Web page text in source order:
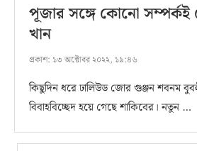
পূজার সঙ্গে কোনো সম্পর্কই
খান
প্রকাশ: ১৩ অক্টোবর ২০২২, ১৯:৪৬
কিছুদিন ধরে ঢালিউড জোর গুঞ্জন শবনম
বিবাহবিচ্ছেদ হয়ে গেছে শাকিবের। নতুন …